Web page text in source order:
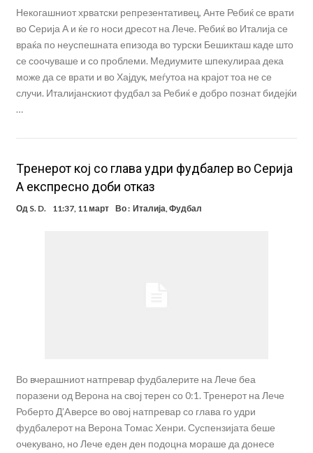
Некогашниот хрватски репрезентативец, Анте Ребиќ се врати
во Серија А и ќе го носи дресот на Лече. Ребиќ во Италија се
враќа по неуспешната епизода во турски Бешикташ каде што
се соочуваше и со проблеми. Медиумите шпекулираа дека
може да се врати и во Хајдук, меѓутоа на крајот тоа не се
случи. Италијанскиот фудбал за Ребиќ е добро познат бидејќи
…
Tренерот кој со глава удри фудбалер во Серија
А експресно доби отказ
Од S. D. 11:37, 11 март Во : Италија Фудбал
Во вчерашниот натпревар фудбалерите на Лече беа
поразени од Верона на свој терен со 0:1. Тренерот на Лече
Роберто Д’Aверсе во овој натпревар со глава го удри
фудбалерот на Верона Томас Хенри. Суспензијата беше
очекувано, но Лече еден ден подоцна мораше да донесе